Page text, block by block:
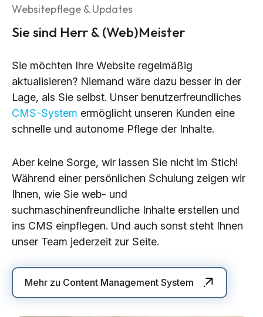
Websitepflege & Updates
Sie sind Herr & (Web)Meister
Sie möchten Ihre Website regelmäßig
aktualisieren? Niemand wäre dazu besser in der
Lage, als Sie selbst. Unser benutzerfreundliches
CMS-System ermöglicht unseren Kunden eine
schnelle und autonome Pflege der Inhalte.
Aber keine Sorge, wir lassen Sie nicht im Stich!
Während einer persönlichen Schulung zeigen wir
Ihnen, wie Sie web- und
suchmaschinenfreundliche Inhalte erstellen und
ins CMS einpflegen. Und auch sonst steht Ihnen
unser Team jederzeit zur Seite.
Mehr zu Content Management System